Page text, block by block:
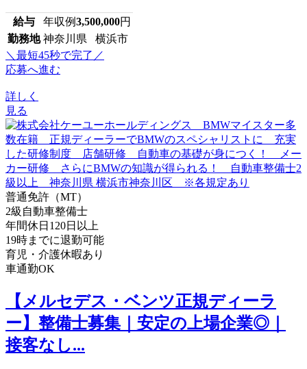
給与 年収例3,500,000円
勤務地 神奈川県 横浜市
＼最短45秒で完了／
応募へ進む
詳しく
見る
普通免許（MT）
2級自動車整備士
年間休日120日以上
19時までに退勤可能
育児・介護休暇あり
車通勤OK
【メルセデス・ベンツ正規ディーラ
ー】整備士募集｜安定の上場企業◎｜
接客なし...